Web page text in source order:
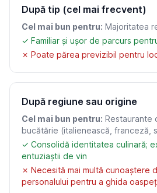
După tip (cel mai frecvent)
Cel mai bun pentru: Majoritatea
✓ Familiar și ușor de parcurs
✗ Poate părea previzibil pentru
După regiune sau origine
Cel mai bun pentru: Restaurante
bucătărie (italienească, franceză,
✓ Consolidă identitatea culinară;
entuziaștii de vin
✗ Necesită mai multă cunoaștere
personalului pentru a ghida